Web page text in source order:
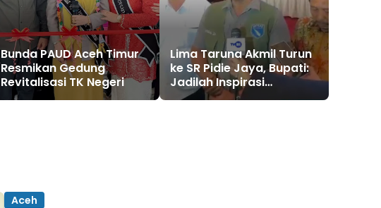
Bunda PAUD Aceh Timur
Resmikan Gedung
Revitalisasi TK Negeri
Lima Taruna Akmil Turun
ke SR Pidie Jaya, Bupati:
Jadilah Inspirasi
Generasi Muda
Aceh